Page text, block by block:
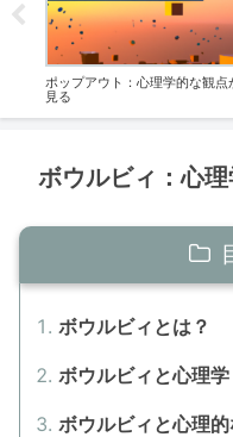
ポップアウト：心理学的な観点
見る
ボウルビィ：心
ボウルビィとは？
ボウルビィと心理学
ボウルビィと心理